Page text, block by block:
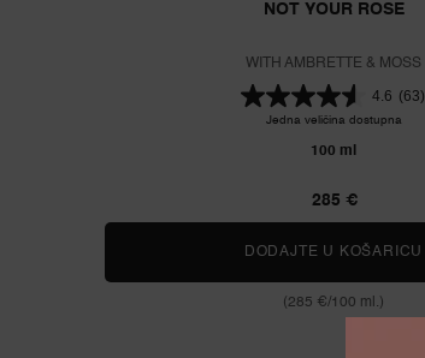
NOT YOUR ROSE
WITH AMBRETTE & MOSS
4.6 (63)
Jedna veličina dostupna
100 ml
285 €
DODAJTE U KOŠARICU
(285 €/100 ml.)